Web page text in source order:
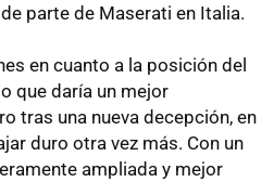
parte de Maserati en Italia.
en cuanto a la posición del
que daría un mejor
tras una nueva decepción, en
duro otra vez más. Con un
ampliada y mejor